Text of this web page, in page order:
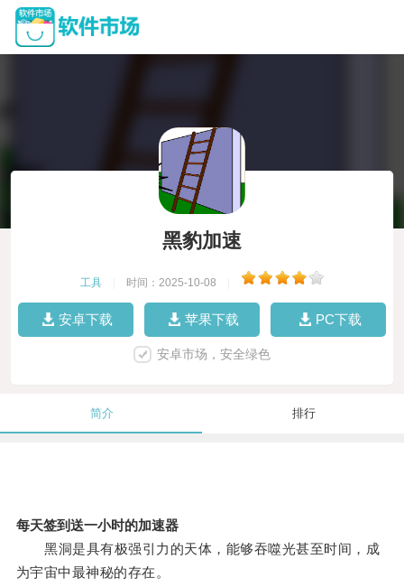
黑豹加速
工具 时间：2025-10-08
安卓下载 苹果下载 PC下载
安卓市场，安全绿色
简介 排行
每天签到送一小时的加速器
黑洞是具有极强引力的天体，能够吞噬光甚至时间，成
为宇宙中最神秘的存在。